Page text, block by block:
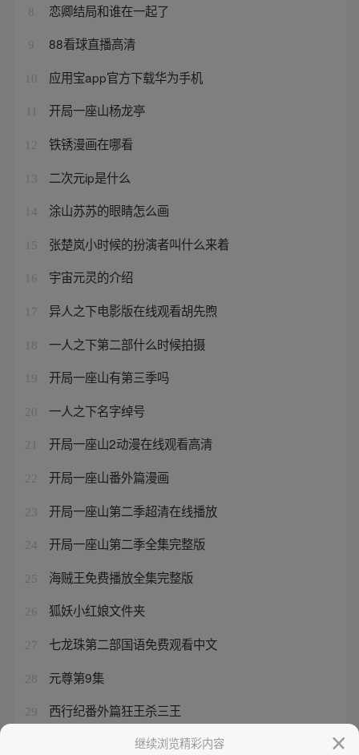
8 恋卿结局和谁在一起了
9 88看球直播高清
10 应用宝app官方下载华为手机
开局一座山杨龙亭
12 铁锈漫画在哪看
13 二次元ip是什么
14 涂山苏苏的眼睛怎么画
15 张楚岚小时候的扮演者叫什么来着
16 宇宙元灵的介绍
17 异人之下电影版在线观看胡先煦
18 一人之下第二部什么时候拍摄
19 开局一座山有第三季吗
20 一人之下名字绰号
21 开局一座山2动漫在线观看高清
22 开局一座山番外篇漫画
23 开局一座山第二季超清在线播放
24 开局一座山第二季全集完整版
25 海贼王免费播放全集完整版
26 狐妖小红娘文件夹
27 七龙珠第二部国语免费观看中文
28 元尊第9集
29 西行纪番外篇狂王杀三王
开局一座山第三季动漫在线观看
继续浏览精彩内容